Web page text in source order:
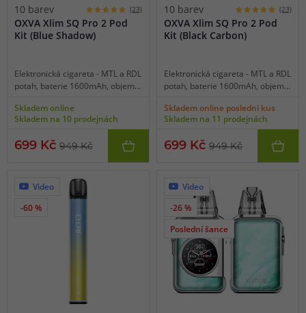
10 barev (23)
OXVA Xlim SQ Pro 2 Pod
Kit (Blue Shadow)
Elektronická cigareta - MTL a RDL
potah, baterie 1600mAh, objem
5-30W, dobíjení USB-C, regulace
air-flow, HD displej, inteligentní
statistika vapování, různorodá
ovládání, bohaté funkce, svítilna,
stopky, funkce kalendáře, menu v
českém jazyce včetně výběru
jiných jazyků, kompatibilní se
všemi Xlim cartridgemi.
Skladem online
Skladem na 10 prodejnách
699 Kč 949 Kč
10 barev (23)
OXVA Xlim SQ Pro 2 Pod
Kit (Black Carbon)
Elektronická cigareta - MTL a RDL
potah, baterie 1600mAh, objem
5-30W, dobíjení USB-C, regulace
air-flow, HD displej, inteligentní
statistika vapování, různorodá
ovládání, bohaté funkce, svítilna,
stopky, funkce kalendáře, menu v
českém jazyce včetně výběru
jiných jazyků, kompatibilní se
všemi Xlim cartridgemi.
Skladem online poslední kus
Skladem na 11 prodejnách
699 Kč 949 Kč
Video
-60 %
Video
-26 %
Poslední šance